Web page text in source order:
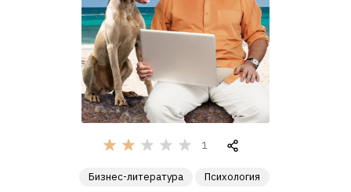
обсуждаемые
1
Бизнес-литература Психология